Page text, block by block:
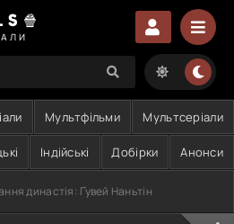
Мультфільми Мультсеріали
Індійські Добірки Анонси
династія: Ґувей Наньтін